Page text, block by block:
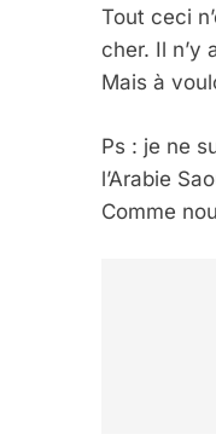
Tout ceci
cher. Il n’y
Mais à
Ps : je ne
l’Arabie
Comme